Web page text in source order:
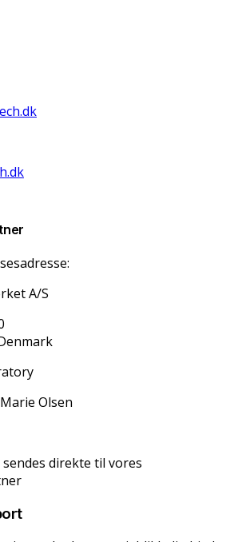
:
A/S
Olsen
direkte til vores